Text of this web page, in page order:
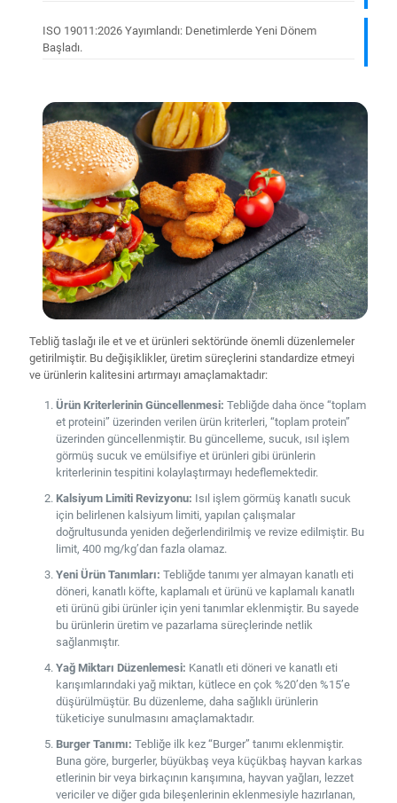
ISO 19011:2026 Yayımlandı: Denetimlerde Yeni Dönem
Başladı.
Tebliğ taslağı ile et ve et ürünleri sektöründe önemli düzenlemeler
getirilmiştir. Bu değişiklikler, üretim süreçlerini standardize etmeyi
ve ürünlerin kalitesini artırmayı amaçlamaktadır:
Ürün Kriterlerinin Güncellenmesi: Tebliğde daha önce “toplam
et proteini” üzerinden verilen ürün kriterleri, “toplam protein”
üzerinden güncellenmiştir. Bu güncelleme, sucuk, ısıl işlem
görmüş sucuk ve emülsifiye et ürünleri gibi ürünlerin
kriterlerinin tespitini kolaylaştırmayı hedeflemektedir.
Kalsiyum Limiti Revizyonu: Isıl işlem görmüş kanatlı sucuk
için belirlenen kalsiyum limiti, yapılan çalışmalar
doğrultusunda yeniden değerlendirilmiş ve revize edilmiştir. Bu
limit, 400 mg/kg’dan fazla olamaz.
Yeni Ürün Tanımları: Tebliğde tanımı yer almayan kanatlı eti
döneri, kanatlı köfte, kaplamalı et ürünü ve kaplamalı kanatlı
eti ürünü gibi ürünler için yeni tanımlar eklenmiştir. Bu sayede
bu ürünlerin üretim ve pazarlama süreçlerinde netlik
sağlanmıştır.
Yağ Miktarı Düzenlemesi: Kanatlı eti döneri ve kanatlı eti
karışımlarındaki yağ miktarı, kütlece en çok %20’den %15’e
düşürülmüştür. Bu düzenleme, daha sağlıklı ürünlerin
tüketiciye sunulmasını amaçlamaktadır.
Burger Tanımı: Tebliğe ilk kez “Burger” tanımı eklenmiştir.
Buna göre, burgerler, büyükbaş veya küçükbaş hayvan karkas
etlerinin bir veya birkaçının karışımına, hayvan yağları, lezzet
vericiler ve diğer gıda bileşenlerinin eklenmesiyle hazırlanan,